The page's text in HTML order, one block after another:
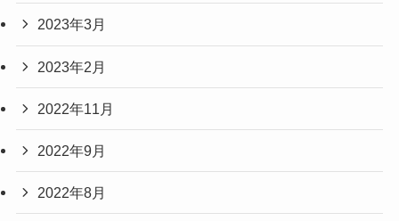
2023年3月
2023年2月
2022年11月
2022年9月
2022年8月